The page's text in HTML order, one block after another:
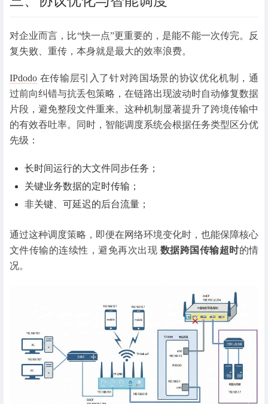
对企业而言，比“快一点”更重要的，是能不能一次传完。
反
复失败、重传，本身就是最大的效率浪费。
IPdodo 在传输层引入了针对跨国场景的协议优化机制，通
过前向纠错与抗丢包策略，在链路出现波动时自动修复数据
片段，避免整段文件重来。这种机制显著提升了跨境传输中
的有效吞吐率。
同时，智能调度系统会根据任务类型区分优
先级：
长时间运行的大文件同步任务；
关键业务数据的定时传输；
非关键、可延迟的后台流量；
通过这种调度策略，即便在网络环境变化时，也能保障核心
文件传输的连续性，避免再次出现 数据跨国传输超时的情
况。